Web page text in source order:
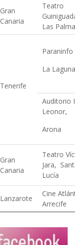
Gran
Canaria
Teatro
Las
Tenerife
Paraninfo
La Laguna
Auditorio
Leonor,
Arona
Gran
Canaria
Teatro
Jara,
Lucía
Lanzarote
Cine
Arrecife